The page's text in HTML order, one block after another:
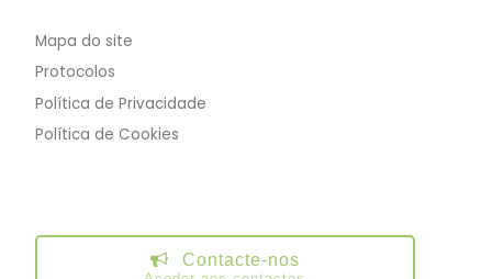
Mapa do site
Protocolos
Política de Privacidade
Política de Cookies
Contacte-nos